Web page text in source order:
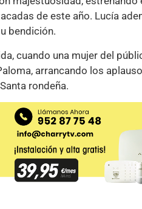
de este año. Lucía
bendición.
cuando una mujer del
arrancando los
rondeña.